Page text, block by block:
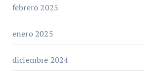
febrero 2025
enero 2025
diciembre 2024